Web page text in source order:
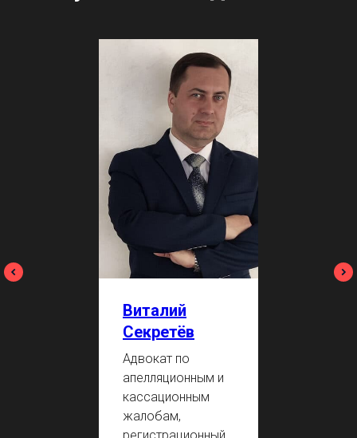
Виталий
Секретёв
Адвокат по
апелляционным и
кассационным
жалобам,